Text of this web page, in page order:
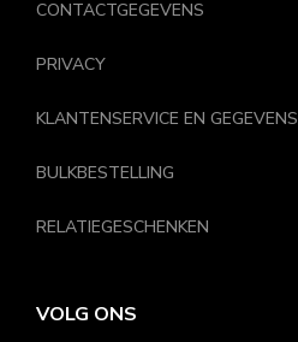
CONTACTGEGEVENS
PRIVACY
KLANTENSERVICE EN GEGEVENS
BULKBESTELLING
RELATIEGESCHENKEN
VOLG ONS